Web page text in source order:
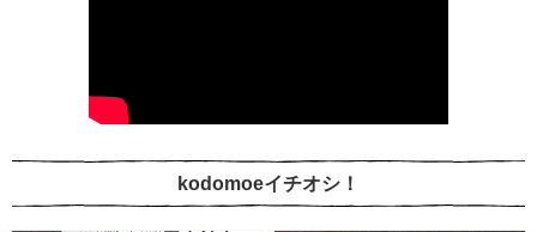
kodomoeイチオシ！